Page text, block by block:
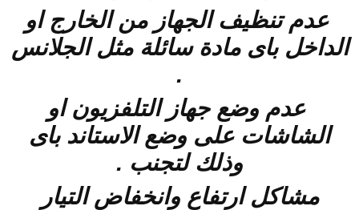
عدم تنظيف الجهاز من الخارج او
الداخل باى مادة سائلة مثل الجلانس
.
عدم وضع جهاز التلفزيون او
الشاشات على وضع الاستاند باى
وذلك لتجنب .
مشاكل ارتفاع وانخفاض التيار